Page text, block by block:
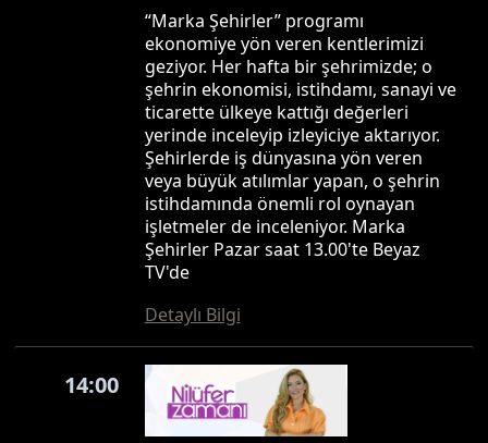
“Marka Şehirler” programı
ekonomiye yön veren kentlerimizi
geziyor. Her hafta bir şehrimizde; o
şehrin ekonomisi, istihdamı, sanayi ve
ticarette ülkeye kattığı değerleri
yerinde inceleyip izleyiciye aktarıyor.
Şehirlerde iş dünyasına yön veren
veya büyük atılımlar yapan, o şehrin
istihdamında önemli rol oynayan
işletmeler de inceleniyor. Marka
Şehirler Pazar saat 13.00'te Beyaz
TV'de
Detaylı Bilgi
14:00